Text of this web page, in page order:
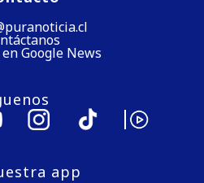
Google News
app